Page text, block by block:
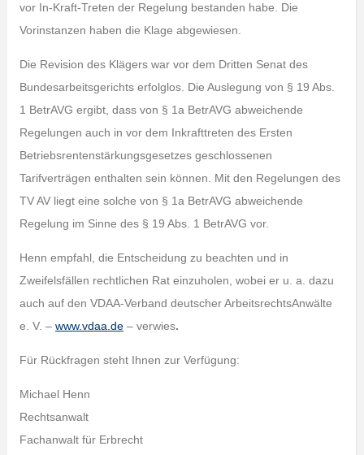
vor In-Kraft-Treten der Regelung bestanden habe. Die
Vorinstanzen haben die Klage abgewiesen.
Die Revision des Klägers war vor dem Dritten Senat des
Bundesarbeitsgerichts erfolglos. Die Auslegung von § 19 Abs.
1 BetrAVG ergibt, dass von § 1a BetrAVG abweichende
Regelungen auch in vor dem Inkrafttreten des Ersten
Betriebsrentenstärkungsgesetzes geschlossenen
Tarifverträgen enthalten sein können. Mit den Regelungen des
TV AV liegt eine solche von § 1a BetrAVG abweichende
Regelung im Sinne des § 19 Abs. 1 BetrAVG vor.
Henn empfahl, die Entscheidung zu beachten und in
Zweifelsfällen rechtlichen Rat einzuholen, wobei er u. a. dazu
auch auf den VDAA-Verband deutscher ArbeitsrechtsAnwälte
e. V. – www.vdaa.de– verwies.
Für Rückfragen steht Ihnen zur Verfügung:
Michael Henn
Rechtsanwalt
Fachanwalt für Erbrecht